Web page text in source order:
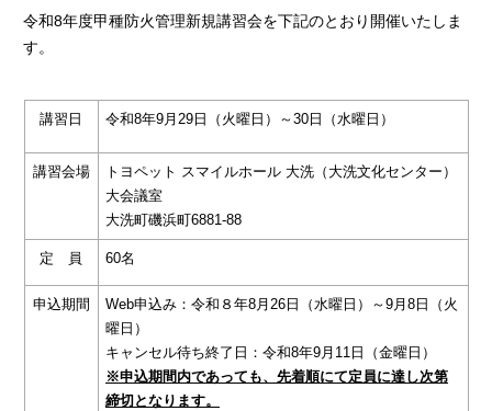
令和8年度甲種防火管理新規講習会を下記のとおり開催いたしま
す。
講習日 令和8年9月29日（火曜日）～30日（水曜日）
講習会場
トヨペット スマイルホール 大洗（大洗文化センター）
大会議室
大洗町磯浜町6881-88
定 員 60名
申込期間
Web申込み：令和８年8月26日（水曜日）～9月8日（火
曜日）
キャンセル待ち終了日：令和8年9月11日（金曜日）
※申込期間内であっても、先着順にて定員に達し次第
締切となります。